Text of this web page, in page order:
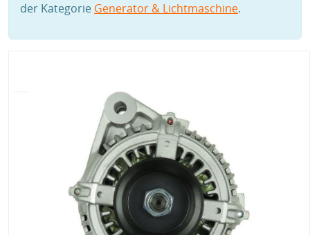
der Kategorie Generator & Lichtmaschine.